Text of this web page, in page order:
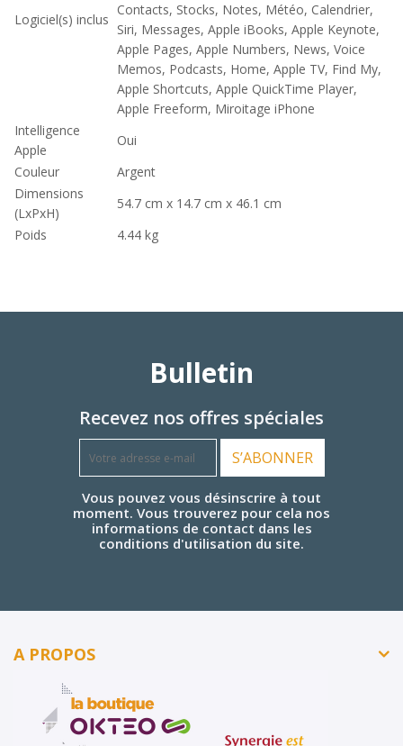
Logiciel(s) inclus
Contacts, Stocks, Notes, Météo, Calendrier,
Siri, Messages, Apple iBooks, Apple Keynote,
Apple Pages, Apple Numbers, News, Voice
Memos, Podcasts, Home, Apple TV, Find My,
Apple Shortcuts, Apple QuickTime Player,
Apple Freeform, Miroitage iPhone
Intelligence
Apple
Oui
Couleur
Argent
Dimensions
(LxPxH)
54.7 cm x 14.7 cm x 46.1 cm
Poids
4.44 kg
Bulletin
Recevez nos offres spéciales
S’ABONNER
Vous pouvez vous désinscrire à tout
moment. Vous trouverez pour cela nos
informations de contact dans les
conditions d'utilisation du site.
A PROPOS